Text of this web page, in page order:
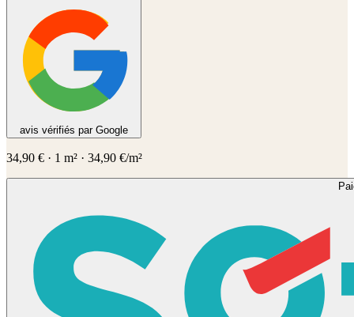
avis vérifiés par Google
34,90 € · 1 m² · 34,90 €/m²